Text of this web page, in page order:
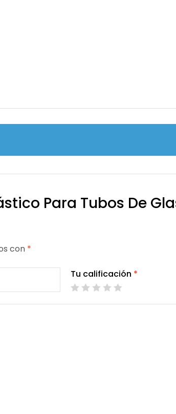
Para Tubos De
con *
Tu calificación *